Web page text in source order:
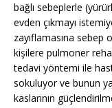
bağlı sebeplerle
evden çıkmayı
zayıflamasına sebep
kişilere pulmoner
tedavi yöntemi ile
sokuluyor ve bunun
kaslarının